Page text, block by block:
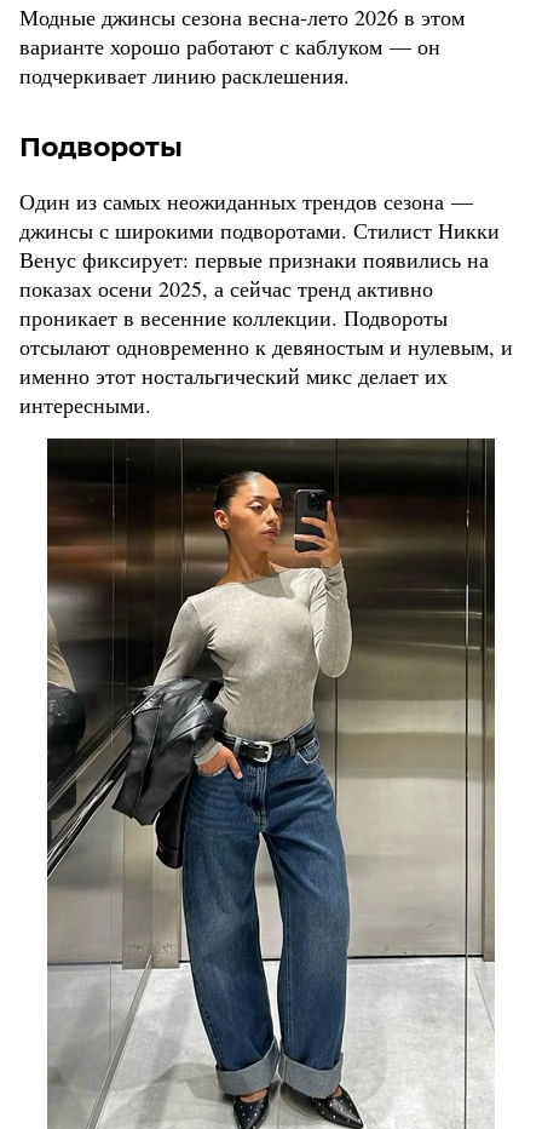
Модные джинсы сезона весна-лето 2026 в этом
варианте хорошо работают с каблуком — он
подчеркивает линию расклешения.
Подвороты
Один из самых неожиданных трендов сезона —
джинсы с широкими подворотами. Стилист Никки
Венус фиксирует: первые признаки появились на
показах осени 2025, а сейчас тренд активно
проникает в весенние коллекции. Подвороты
отсылают одновременно к девяностым и нулевым, и
именно этот ностальгический микс делает их
интересными.